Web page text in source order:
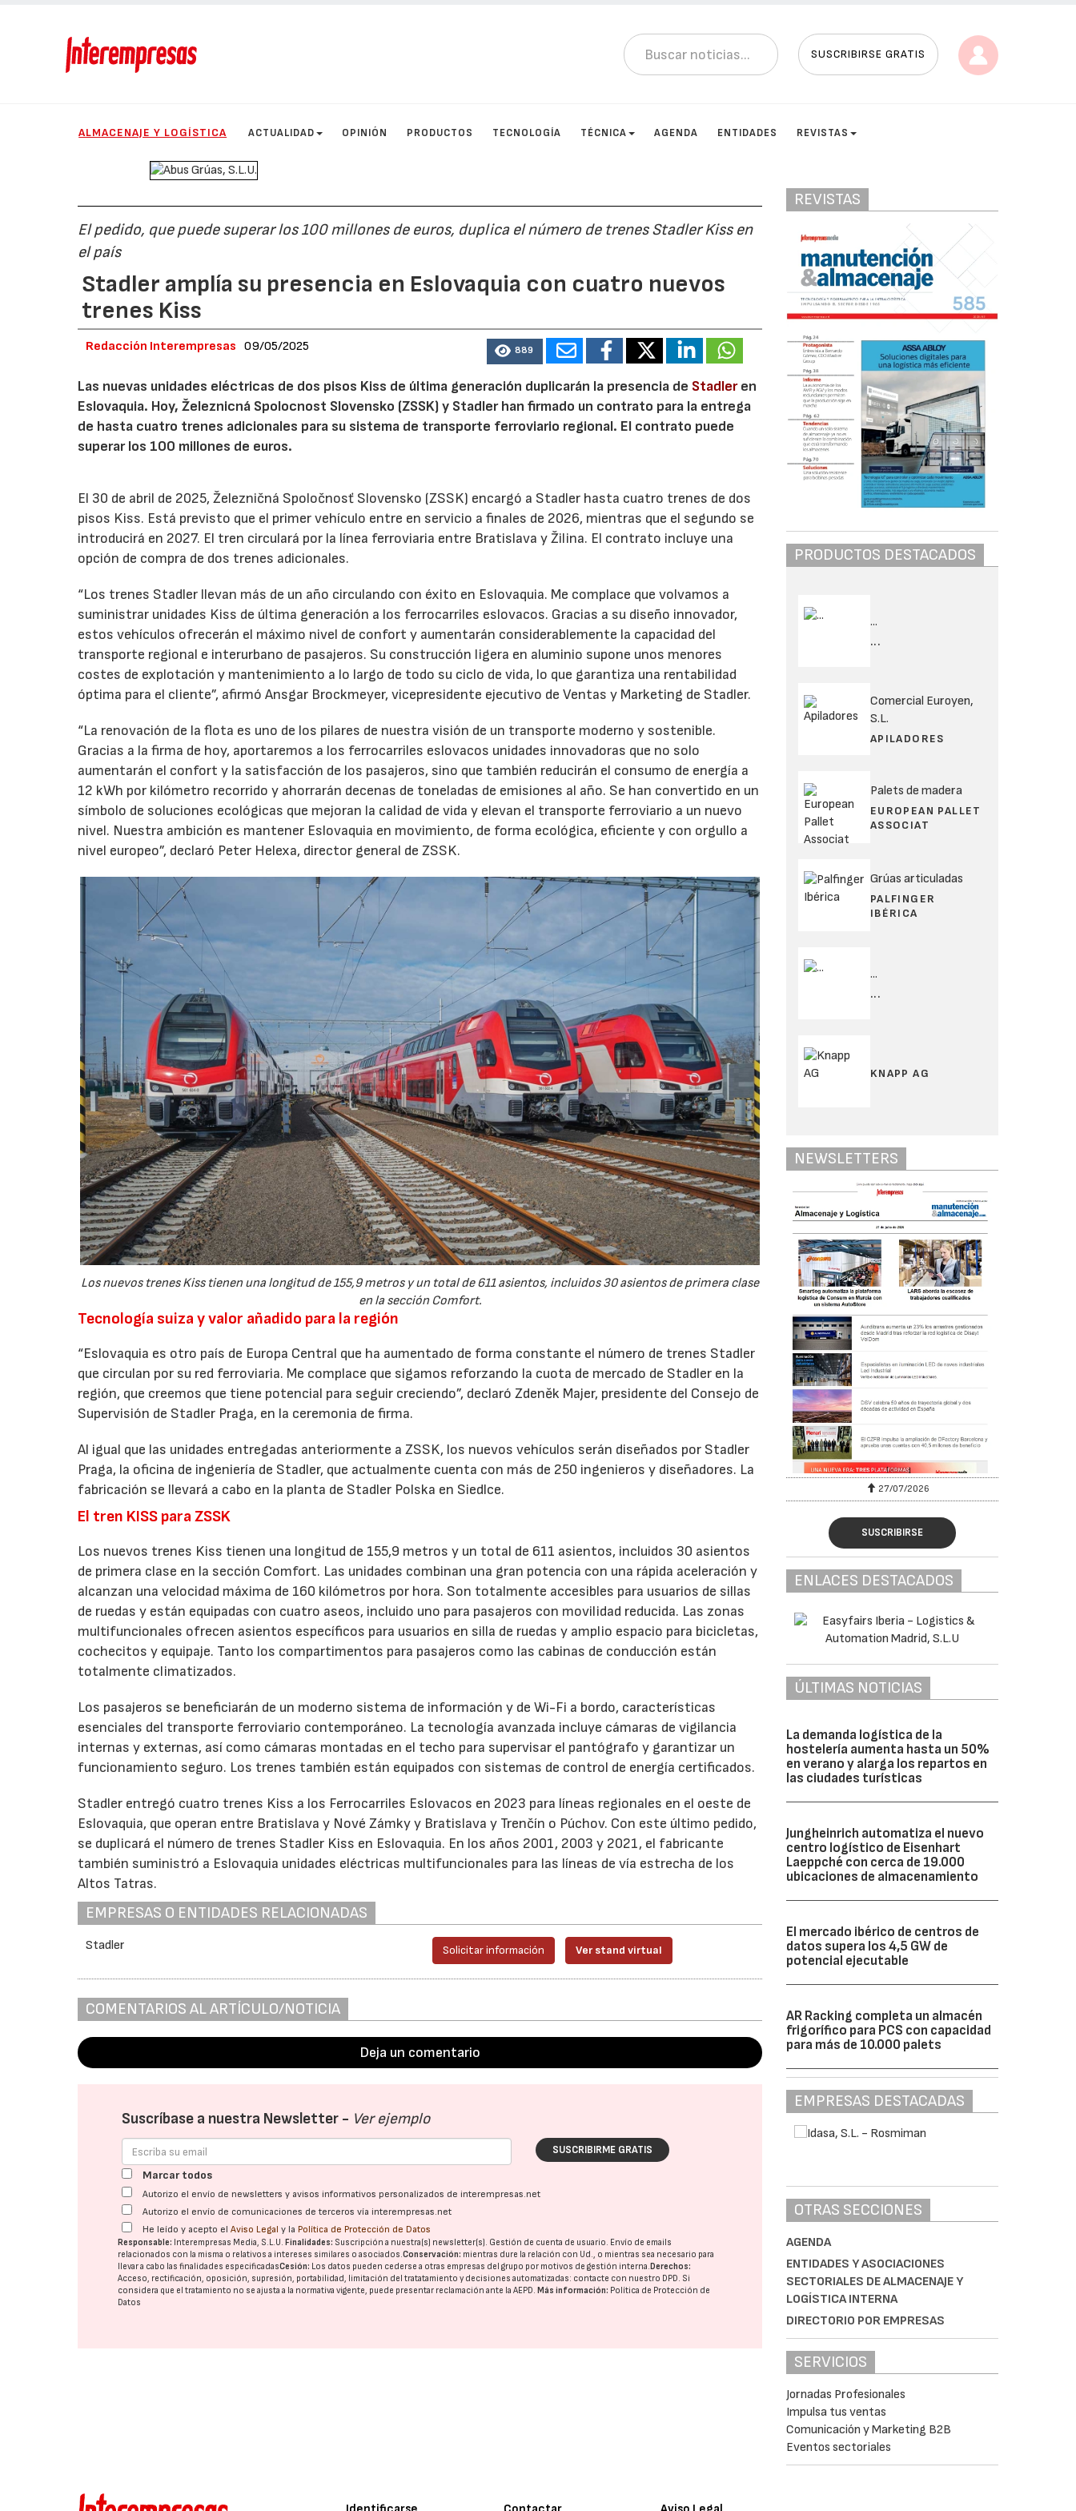
SUSCRIBIRSE GRATIS
ALMACENAJE Y LOGÍSTICA ACTUALIDAD OPINIÓN PRODUCTOS TECNOLOGÍA TÉCNICA AGENDA ENTIDADES REVISTAS
El pedido, que puede superar los 100 millones de euros, duplica el número de trenes Stadler Kiss en
el país
Stadler amplía su presencia en Eslovaquia con cuatro nuevos
trenes Kiss
Redacción Interempresas 09/05/2025 889
Las nuevas unidades eléctricas de dos pisos Kiss de última generación duplicarán la presencia de Stadleren
Eslovaquia. Hoy, Železnicná Spolocnost Slovensko (ZSSK) y Stadler han firmado un contrato para la entrega
de hasta cuatro trenes adicionales para su sistema de transporte ferroviario regional. El contrato puede
superar los 100 millones de euros.
El 30 de abril de 2025, Železničná Spoločnosť Slovensko (ZSSK) encargó a Stadler hasta cuatro trenes de dos
pisos Kiss. Está previsto que el primer vehículo entre en servicio a finales de 2026, mientras que el segundo se
introducirá en 2027. El tren circulará por la línea ferroviaria entre Bratislava y Žilina. El contrato incluye una
opción de compra de dos trenes adicionales.
“Los trenes Stadler llevan más de un año circulando con éxito en Eslovaquia. Me complace que volvamos a
suministrar unidades Kiss de última generación a los ferrocarriles eslovacos. Gracias a su diseño innovador,
estos vehículos ofrecerán el máximo nivel de confort y aumentarán considerablemente la capacidad del
transporte regional e interurbano de pasajeros. Su construcción ligera en aluminio supone unos menores
costes de explotación y mantenimiento a lo largo de todo su ciclo de vida, lo que garantiza una rentabilidad
óptima para el cliente”, afirmó Ansgar Brockmeyer, vicepresidente ejecutivo de Ventas y Marketing de Stadler.
“La renovación de la flota es uno de los pilares de nuestra visión de un transporte moderno y sostenible.
Gracias a la firma de hoy, aportaremos a los ferrocarriles eslovacos unidades innovadoras que no solo
aumentarán el confort y la satisfacción de los pasajeros, sino que también reducirán el consumo de energía a
12 kWh por kilómetro recorrido y ahorrarán decenas de toneladas de emisiones al año. Se han convertido en un
símbolo de soluciones ecológicas que mejoran la calidad de vida y elevan el transporte ferroviario a un nuevo
nivel. Nuestra ambición es mantener Eslovaquia en movimiento, de forma ecológica, eficiente y con orgullo a
nivel europeo”, declaró Peter Helexa, director general de ZSSK.
Los nuevos trenes Kiss tienen una longitud de 155,9 metros y un total de 611 asientos, incluidos 30 asientos de primera clase
en la sección Comfort.
Tecnología suiza y valor añadido para la región
“Eslovaquia es otro país de Europa Central que ha aumentado de forma constante el número de trenes Stadler
que circulan por su red ferroviaria. Me complace que sigamos reforzando la cuota de mercado de Stadler en la
región, que creemos que tiene potencial para seguir creciendo”, declaró Zdeněk Majer, presidente del Consejo de
Supervisión de Stadler Praga, en la ceremonia de firma.
Al igual que las unidades entregadas anteriormente a ZSSK, los nuevos vehículos serán diseñados por Stadler
Praga, la oficina de ingeniería de Stadler, que actualmente cuenta con más de 250 ingenieros y diseñadores. La
fabricación se llevará a cabo en la planta de Stadler Polska en Siedlce.
El tren KISS para ZSSK
Los nuevos trenes Kiss tienen una longitud de 155,9 metros y un total de 611 asientos, incluidos 30 asientos
de primera clase en la sección Comfort. Las unidades combinan una gran potencia con una rápida aceleración y
alcanzan una velocidad máxima de 160 kilómetros por hora. Son totalmente accesibles para usuarios de sillas
de ruedas y están equipadas con cuatro aseos, incluido uno para pasajeros con movilidad reducida. Las zonas
multifuncionales ofrecen asientos específicos para usuarios en silla de ruedas y amplio espacio para bicicletas,
cochecitos y equipaje. Tanto los compartimentos para pasajeros como las cabinas de conducción están
totalmente climatizados.
Los pasajeros se beneficiarán de un moderno sistema de información y de Wi-Fi a bordo, características
esenciales del transporte ferroviario contemporáneo. La tecnología avanzada incluye cámaras de vigilancia
internas y externas, así como cámaras montadas en el techo para supervisar el pantógrafo y garantizar un
funcionamiento seguro. Los trenes también están equipados con sistemas de control de energía certificados.
Stadler entregó cuatro trenes Kiss a los Ferrocarriles Eslovacos en 2023 para líneas regionales en el oeste de
Eslovaquia, que operan entre Bratislava y Nové Zámky y Bratislava y Trenčín o Púchov. Con este último pedido,
se duplicará el número de trenes Stadler Kiss en Eslovaquia. En los años 2001, 2003 y 2021, el fabricante
también suministró a Eslovaquia unidades eléctricas multifuncionales para las líneas de vía estrecha de los
Altos Tatras.
EMPRESAS O ENTIDADES RELACIONADAS
Stadler Solicitar información Ver stand virtual
COMENTARIOS AL ARTÍCULO/NOTICIA
Deja un comentario
Suscríbase a nuestra Newsletter - Ver ejemplo
SUSCRIBIRME GRATIS
Marcar todos
Autorizo el envío de newsletters y avisos informativos personalizados de interempresas.net
Autorizo el envío de comunicaciones de terceros vía interempresas.net
He leído y acepto elAviso Legal y la Política de Protección de Datos
Responsable: Interempresas Media, S.L.U. Finalidades: Suscripción a nuestra(s) newsletter(s). Gestión de cuenta de usuario. Envío de emails
relacionados con la misma o relativos a intereses similares o asociados.Conservación: mientras dure la relación con Ud., o mientras sea necesario para
llevar a cabo las finalidades especificadasCesión: Los datos pueden cederse a otras empresas del grupo por motivos de gestión interna. Derechos:
Acceso, rectificación, oposición, supresión, portabilidad, limitación del tratatamiento y decisiones automatizadas: contacte con nuestro DPD. Si
considera que el tratamiento no se ajusta a la normativa vigente, puede presentar reclamación ante laAEPD. Más información: Política de Protección de
Datos
REVISTAS
PRODUCTOS DESTACADOS
...
...
Comercial Euroyen,
S.L.
APILADORES
Palets de madera
EUROPEAN PALLET
ASSOCIAT
Grúas articuladas
PALFINGER
IBÉRICA
...
...
KNAPP AG
NEWSLETTERS
27/07/2026 27/07/2026
SUSCRIBIRSE
ENLACES DESTACADOS
ÚLTIMAS NOTICIAS
La demanda logística de la
hostelería aumenta hasta un 50%
en verano y alarga los repartos en
las ciudades turísticas
Jungheinrich automatiza el nuevo
centro logístico de Eisenhart
Laeppché con cerca de 19.000
ubicaciones de almacenamiento
El mercado ibérico de centros de
datos supera los 4,5 GW de
potencial ejecutable
AR Racking completa un almacén
frigorífico para PCS con capacidad
para más de 10.000 palets
EMPRESAS DESTACADAS
OTRAS SECCIONES
AGENDA
ENTIDADES Y ASOCIACIONES
SECTORIALES DE ALMACENAJE Y
LOGÍSTICA INTERNA
DIRECTORIO POR EMPRESAS
SERVICIOS
Jornadas Profesionales
Impulsa tus ventas
Comunicación y Marketing B2B
Eventos sectoriales